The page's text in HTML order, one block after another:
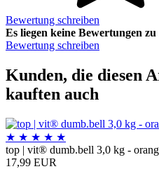
Bewertung schreiben
Es liegen keine Bewertungen
Bewertung schreiben
Kunden, die diesen
kauften auch
★ ★ ★ ★ ★
top | vit® dumb.bell 3,0 kg -
17,99 EUR